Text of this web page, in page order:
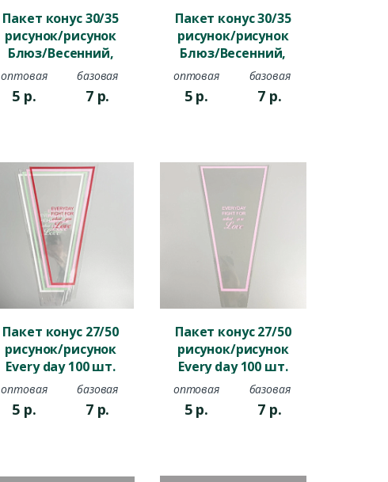
Пакет конус 30/35
рисунок/рисунок
Блюз/Весенний,
красный
оптовая
5 р.
базовая
7 р.
Пакет конус 30/35
рисунок/рисунок
Блюз/Весенний,
белый
оптовая
5 р.
базовая
7 р.
Пакет конус 27/50
рисунок/рисунок
Every day 100 шт.
салатовый
оптовая
5 р.
базовая
7 р.
Пакет конус 27/50
рисунок/рисунок
Every day 100 шт.
розовый
оптовая
5 р.
базовая
7 р.